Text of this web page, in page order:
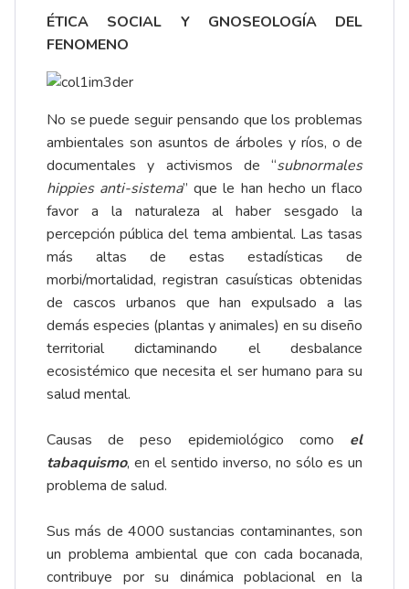
ÉTICA SOCIAL Y GNOSEOLOGÍA DEL
FENOMENO
No se puede seguir pensando que los problemas
ambientales son asuntos de árboles y ríos, o de
documentales y activismos de “subnormales
hippies anti-sistema” que le han hecho un flaco
favor a la naturaleza al haber sesgado la
percepción pública del tema ambiental. Las tasas
más altas de estas estadísticas de
morbi/mortalidad, registran casuísticas obtenidas
de cascos urbanos que han expulsado a las
demás especies (plantas y animales) en su diseño
territorial dictaminando el desbalance
ecosistémico que necesita el ser humano para su
salud mental.
Causas de peso epidemiológico como el
tabaquismo, en el sentido inverso, no sólo es un
problema de salud.
Sus más de 4000 sustancias contaminantes, son
un problema ambiental que con cada bocanada,
contribuye por su dinámica poblacional en la